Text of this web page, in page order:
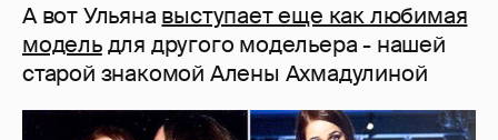
А вот Ульяна выступает еще как любимая
модельдля другого модельера - нашей
старой знакомой Алены Ахмадулиной